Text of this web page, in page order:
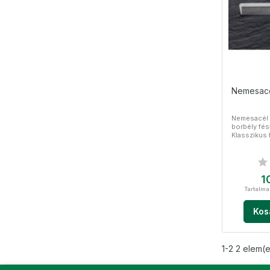
borbély
Klasszikus
1-2 2